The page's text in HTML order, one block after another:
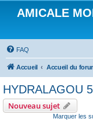
AMICALE
FAQ
Accueil Accueil du
HYDRALAGOU
Nouveau sujet
Marquer les